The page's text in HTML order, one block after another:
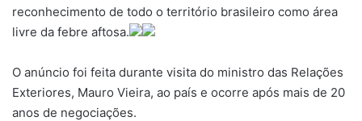
reconhecimento de todo o território brasileiro como área
livre da febre aftosa.
O anúncio foi feita durante visita do ministro das Relações
Exteriores, Mauro Vieira, ao país e ocorre após mais de 20
anos de negociações.